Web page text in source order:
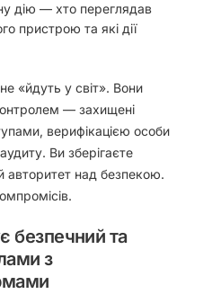
дію — хто переглядав
пристрою та які дії
«йдуть у світ». Вони
— захищені
верифікацією особи
Ви зберігаєте
авторитет над безпекою.
безпечний та
з